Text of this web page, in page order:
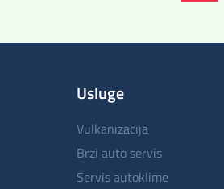
Usluge
vulkanizacija
brzi auto servis
servis autoklime